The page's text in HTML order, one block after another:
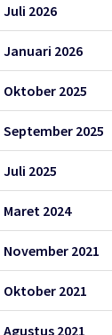
Juli 2026
Januari 2026
Oktober 2025
September 2025
Juli 2025
Maret 2024
November 2021
Oktober 2021
Agustus 2021